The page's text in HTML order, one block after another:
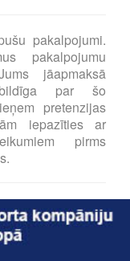
pakalpojumi.
pakalpojumu
jāapmaksā
par šo
pretenzijas
iepazīties ar
pirms